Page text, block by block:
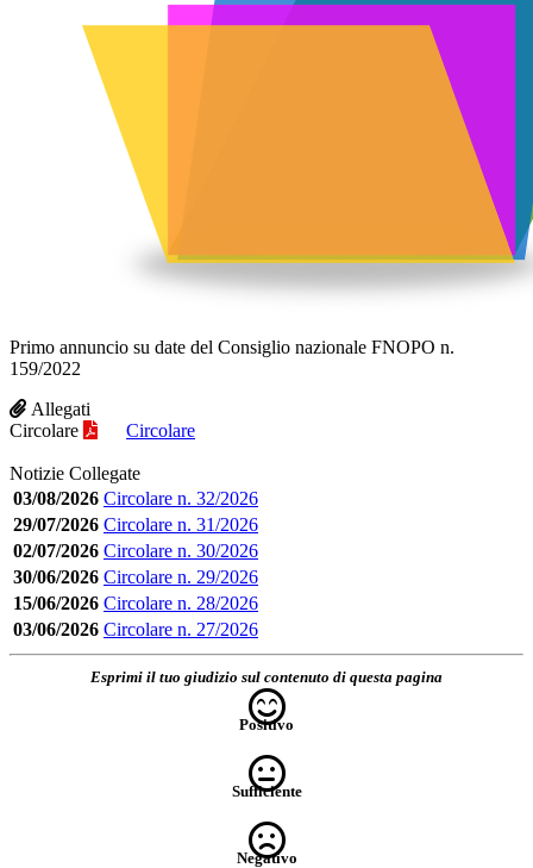
Primo annuncio su date del Consiglio nazionale FNOPO n.
159/2022
Allegati
Circolare
Circolare
Notizie Collegate
03/08/2026 Circolare n. 32/2026
29/07/2026 Circolare n. 31/2026
02/07/2026 Circolare n. 30/2026
30/06/2026 Circolare n. 29/2026
15/06/2026 Circolare n. 28/2026
03/06/2026 Circolare n. 27/2026
Esprimi il tuo giudizio sul contenuto di questa pagina
Positivo
Sufficiente
Negativo